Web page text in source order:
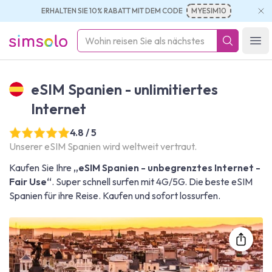
ERHALTEN SIE 10% RABATT MIT DEM CODE MYESIM10
simsolo
eSIM Spanien - unlimitiertes
Internet
4.8 / 5
Unserer eSIM Spanien wird weltweit vertraut.
Kaufen Sie Ihre „eSIM Spanien - unbegrenztes Internet -
Fair Use“. Super schnell surfen mit 4G/5G. Die beste eSIM
Spanien für ihre Reise. Kaufen und sofort lossurfen.